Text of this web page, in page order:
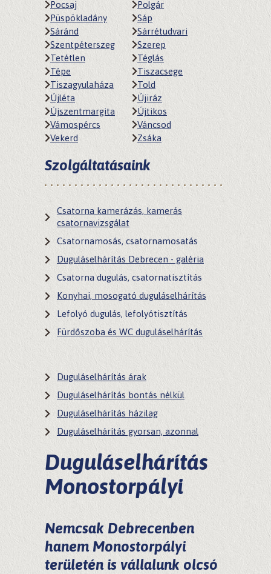
Pocsaj
Polgár
Püspökladány
Sáp
Sáránd
Sárrétudvari
Szentpéterszeg
Szerep
Tetétlen
Téglás
Tépe
Tiszacsege
Tiszagyulaháza
Told
Újléta
Újiráz
Újszentmargita
Újtikos
Vámospércs
Váncsod
Vekerd
Zsáka
Szolgáltatásaink
Csatorna kamerázás, kamerás
csatornavizsgálat
Csatornamosás, csatornamosatás
Duguláselhárítás Debrecen - galéria
Csatorna dugulás, csatornatisztítás
Konyhai, mosogató duguláselhárítás
Lefolyó dugulás, lefolyótisztítás
Fürdőszoba és WC duguláselhárítás
Duguláselhárítás árak
Duguláselhárítás bontás nélkül
Duguláselhárítás házilag
Duguláselhárítás gyorsan, azonnal
Duguláselhárítás
Monostorpályi
Nemcsak Debrecenben
hanem Monostorpályi
területén is vállalunk olcsó